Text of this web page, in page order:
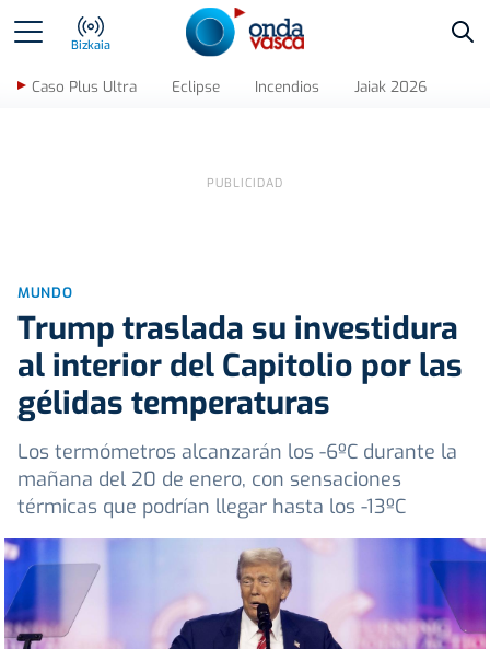
Bizkaia
Caso Plus Ultra Eclipse Incendios Jaiak 2026
MUNDO
Trump traslada su investidura
al interior del Capitolio por las
gélidas temperaturas
Los termómetros alcanzarán los -6ºC durante la
mañana del 20 de enero, con sensaciones
térmicas que podrían llegar hasta los -13ºC